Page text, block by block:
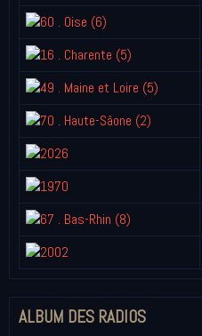
ALBUM DES RADIOS